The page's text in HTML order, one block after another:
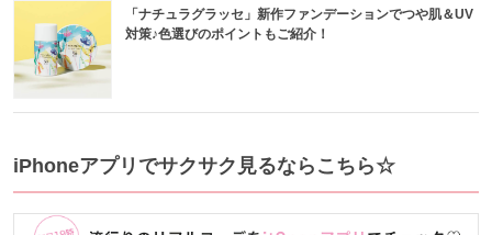
「ナチュラグラッセ」新作ファンデーションでつや肌＆UV
対策♪色選びのポイントもご紹介！
iPhoneアプリでサクサク見るならこちら☆